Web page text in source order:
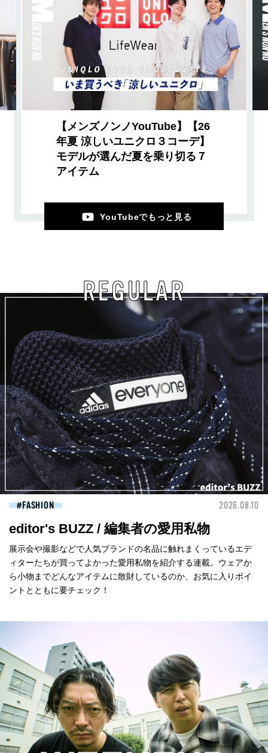
【メンズノンノYouTube】【26
年夏 涼しいユニクロ３コーデ】
モデルが選んだ夏を乗り切る７
アイテム
YouTubeでもっと見る
REGULAR
FASHION 2026.08.10
editor's BUZZ / 編集者の愛用私物
展示会や撮影などで人気ブランドの名品に触れまくっているエデ
ィターたちが買ってよかった愛用私物を紹介する連載。ウェアか
ら小物までどんなアイテムに散財しているのか、お気に入りポイ
ントとともに要チェック！